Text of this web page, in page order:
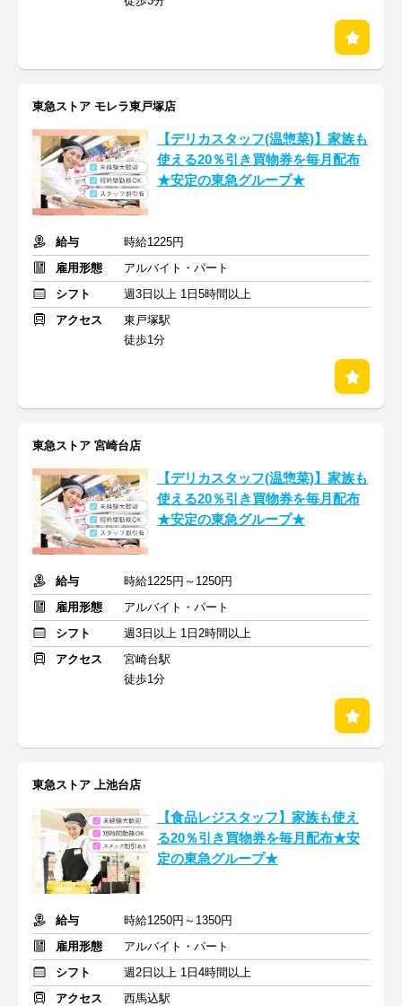
東急ストア モレラ東戸塚店
【デリカスタッフ(温惣菜)】家族も
使える20％引き買物券を毎月配布
★安定の東急グループ★
給与
時給1225円
雇用形態
アルバイト・パート
シフト
週3日以上 1日5時間以上
アクセス
東戸塚駅
徒歩1分
東急ストア 宮崎台店
【デリカスタッフ(温惣菜)】家族も
使える20％引き買物券を毎月配布
★安定の東急グループ★
給与
時給1225円～1250円
雇用形態
アルバイト・パート
シフト
週3日以上 1日2時間以上
アクセス
宮崎台駅
徒歩1分
東急ストア 上池台店
【食品レジスタッフ】家族も使え
る20％引き買物券を毎月配布★安
定の東急グループ★
給与
時給1250円～1350円
雇用形態
アルバイト・パート
シフト
週2日以上 1日4時間以上
アクセス
西馬込駅